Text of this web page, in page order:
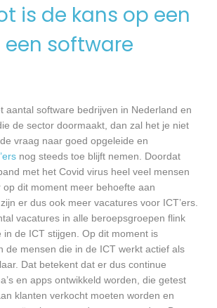
is de kans op een
software
aantal software bedrijven in Nederland en
de sector doormaakt, dan zal het je niet
vraag naar goed opgeleide en
nog steeds toe blijft nemen. Doordat
met het Covid virus heel veel mensen
op dit moment meer behoefte aan
er dus ook meer vacatures voor ICT’ers.
vacatures in alle beroepsgroepen flink
in de ICT stijgen. Op dit moment is
de mensen die in de ICT werkt actief als
Dat betekent dat er dus continue
en apps ontwikkeld worden, die getest
klanten verkocht moeten worden en